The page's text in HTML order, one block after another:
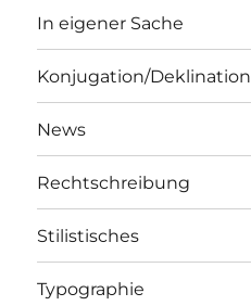
In eigener Sache
Konjugation/Deklination
News
Rechtschreibung
Stilistisches
Typographie